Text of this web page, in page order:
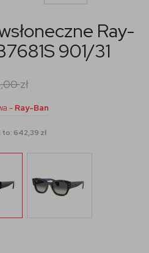
Ray-
901/31
zł
- Ray-Ban
642,39 zł